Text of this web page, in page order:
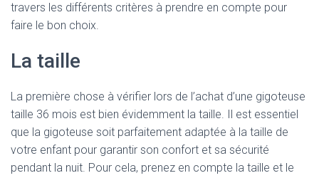
travers les différents critères à prendre en compte pour
faire le bon choix.
La taille
La première chose à vérifier lors de l’achat d’une gigoteuse
taille 36 mois est bien évidemment la taille. Il est essentiel
que la gigoteuse soit parfaitement adaptée à la taille de
votre enfant pour garantir son confort et sa sécurité
pendant la nuit. Pour cela, prenez en compte la taille et le